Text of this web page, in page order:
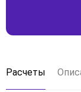
Расчеты